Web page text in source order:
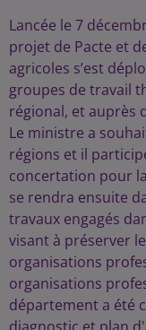
Lancée le 7
projet de Pacte et
agricoles s’est
groupes de travail
régional, et auprès
Le ministre a
régions et il
concertation pour
se rendra ensuite
travaux engagés
visant à préserver
organisations
organisations
département a été